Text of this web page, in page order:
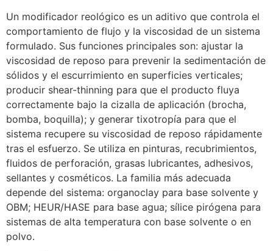
Un modificador reológico es un aditivo que controla el
comportamiento de flujo y la viscosidad de un sistema
formulado. Sus funciones principales son: ajustar la
viscosidad de reposo para prevenir la sedimentación de
sólidos y el escurrimiento en superficies verticales;
producir shear-thinning para que el producto fluya
correctamente bajo la cizalla de aplicación (brocha,
bomba, boquilla); y generar tixotropía para que el
sistema recupere su viscosidad de reposo rápidamente
tras el esfuerzo. Se utiliza en pinturas, recubrimientos,
fluidos de perforación, grasas lubricantes, adhesivos,
sellantes y cosméticos. La familia más adecuada
depende del sistema: organoclay para base solvente y
OBM; HEUR/HASE para base agua; sílice pirógena para
sistemas de alta temperatura con base solvente o en
polvo.